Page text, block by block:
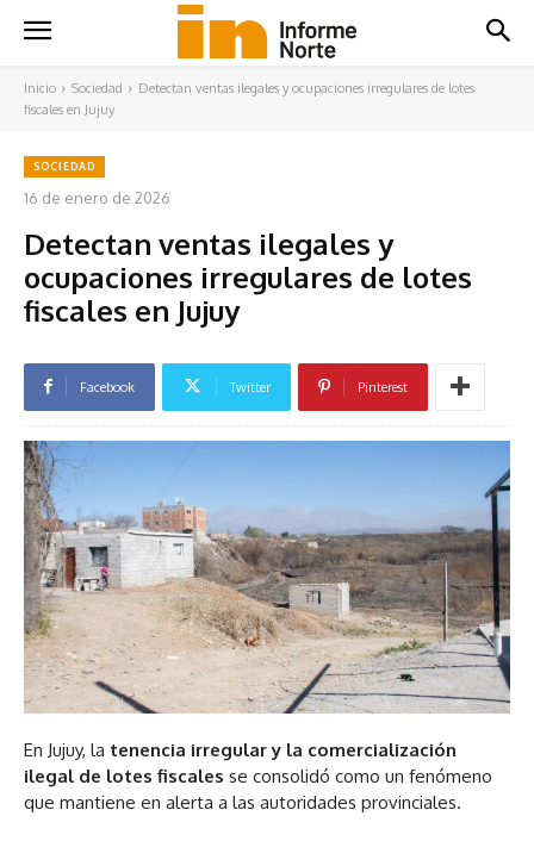
Inicio Sociedad
Detectan ventas ilegales y ocupaciones irregulares de lotes
fiscales en Jujuy
SOCIEDAD
16 de enero de 2026
Detectan ventas ilegales y
ocupaciones irregulares de lotes
fiscales en Jujuy
Facebook Twitter Pinterest
En Jujuy, la tenencia irregular y la comercialización
ilegal de lotes fiscales se consolidó como un fenómeno
que mantiene en alerta a las autoridades provinciales.